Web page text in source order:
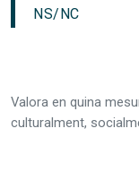
NS/NC
Valora en quina
culturalment,